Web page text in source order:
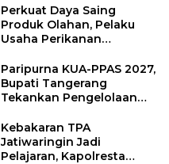
Publik
Perkuat Daya Saing
Produk Olahan, Pelaku
Usaha Perikanan
Didorong Terapkan SNI
Paripurna KUA-PPAS 2027,
Bupati Tangerang
Tekankan Pengelolaan
Dampak El Nino
Kebakaran TPA
Jatiwaringin Jadi
Pelajaran, Kapolresta